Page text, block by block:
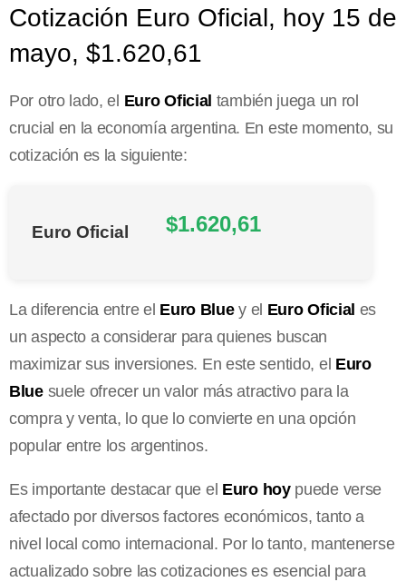
Cotización Euro Oficial, hoy 15 de
mayo, $1.620,61
Por otro lado, el Euro Oficial también juega un rol
crucial en la economía argentina. En este momento, su
cotización es la siguiente:
Euro Oficial $1.620,61
La diferencia entre el Euro Bluey el Euro Oficial es
un aspecto a considerar para quienes buscan
maximizar sus inversiones. En este sentido, el Euro
Bluesuele ofrecer un valor más atractivo para la
compra y venta, lo que lo convierte en una opción
popular entre los argentinos.
Es importante destacar que el Euro hoypuede verse
afectado por diversos factores económicos, tanto a
nivel local como internacional. Por lo tanto, mantenerse
actualizado sobre las cotizaciones es esencial para